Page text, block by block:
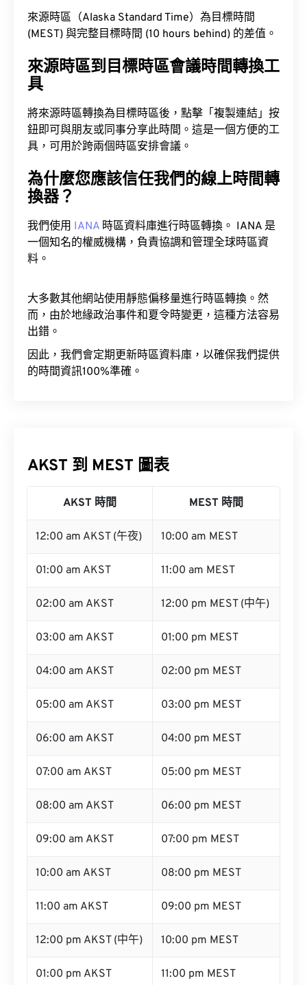
來源時區（Alaska Standard Time）為目標時間
(MEST) 與完整目標時間 (10 hours behind) 的差值。
來源時區到目標時區會議時間轉換工
具
將來源時區轉換為目標時區後，點擊「複製連結」按
鈕即可與朋友或同事分享此時間。這是一個方便的工
具，可用於跨兩個時區安排會議。
為什麼您應該信任我們的線上時間轉
換器？
我們使用 IANA 時區資料庫進行時區轉換。 IANA 是
一個知名的權威機構，負責協調和管理全球時區資
料。
大多數其他網站使用靜態偏移量進行時區轉換。然
而，由於地緣政治事件和夏令時變更，這種方法容易
出錯。
因此，我們會定期更新時區資料庫，以確保我們提供
的時間資訊100%準確。
AKST 到 MEST 圖表
AKST 時間 MEST 時間
12:00 am AKST (午夜) 10:00 am MEST
01:00 am AKST 11:00 am MEST
02:00 am AKST 12:00 pm MEST (中午)
03:00 am AKST 01:00 pm MEST
04:00 am AKST 02:00 pm MEST
05:00 am AKST 03:00 pm MEST
06:00 am AKST 04:00 pm MEST
07:00 am AKST 05:00 pm MEST
08:00 am AKST 06:00 pm MEST
09:00 am AKST 07:00 pm MEST
10:00 am AKST 08:00 pm MEST
11:00 am AKST 09:00 pm MEST
12:00 pm AKST (中午) 10:00 pm MEST
01:00 pm AKST 11:00 pm MEST